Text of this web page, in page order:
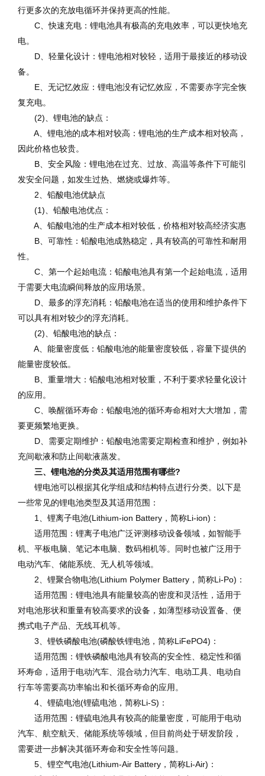
行更多次的充放电循环并保持更高的性能。
C、快速充电：锂电池具有极高的充电效率，可以更快地充
电。
D、轻量化设计：锂电池相对较轻，适用于最接近的移动设
备。
E、无记忆效应：锂电池没有记忆效应，不需要赤字完全恢
复充电。
(2)、锂电池的缺点：
A、锂电池的成本相对较高：锂电池的生产成本相对较高，
因此价格也较贵。
B、安全风险：锂电池在过充、过放、高温等条件下可能引
发安全问题，如发生过热、燃烧或爆炸等。
2、铅酸电池优缺点
(1)、铅酸电池优点：
A、铅酸电池的生产成本相对较低，价格相对较高经济实惠
B、可靠性：铅酸电池成熟稳定，具有较高的可靠性和耐用
性。
C、第一个起始电流：铅酸电池具有第一个起始电流，适用
于需要大电流瞬间释放的应用场景。
D、最多的浮充消耗：铅酸电池在适当的使用和维护条件下
可以具有相对较少的浮充消耗。
(2)、铅酸电池的缺点：
A、能量密度低：铅酸电池的能量密度较低，容量下提供的
能量密度较低。
B、重量增大：铅酸电池相对较重，不利于要求轻量化设计
的应用。
C、唤醒循环寿命：铅酸电池的循环寿命相对大大增加，需
要更频繁地更换。
D、需要定期维护：铅酸电池需要定期检查和维护，例如补
充间歇液和防止间歇液蒸发。
三、锂电池的分类及其适用范围有哪些?
锂电池可以根据其化学组成和结构特点进行分类。以下是
一些常见的锂电池类型及其适用范围：
1、锂离子电池(Lithium-ion Battery，简称Li-ion)：
适用范围：锂离子电池广泛评测移动设备领域，如智能手
机、平板电脑、笔记本电脑、数码相机等。同时也被广泛用于
电动汽车、储能系统、无人机等领域。
2、锂聚合物电池(Lithium Polymer Battery，简称Li-Po)：
适用范围：锂电池具有能量较高的密度和灵活性，适用于
对电池形状和重量有较高要求的设备，如薄型移动设置备、便
携式电子产品、无线耳机等。
3、锂铁磷酸电池(磷酸铁锂电池，简称LiFePO4)：
适用范围：锂铁磷酸电池具有较高的安全性、稳定性和循
环寿命，适用于电动汽车、混合动力汽车、电动工具、电动自
行车等需要高功率输出和长循环寿命的应用。
4、锂硫电池(锂硫电池，简称Li-S)：
适用范围：锂硫电池具有较高的能量密度，可能用于电动
汽车、航空航天、储能系统等领域，但目前尚处于研发阶段，
需要进一步解决其循环寿命和安全性等问题。
5、锂空气电池(Lithium-Air Battery，简称Li-Air)：